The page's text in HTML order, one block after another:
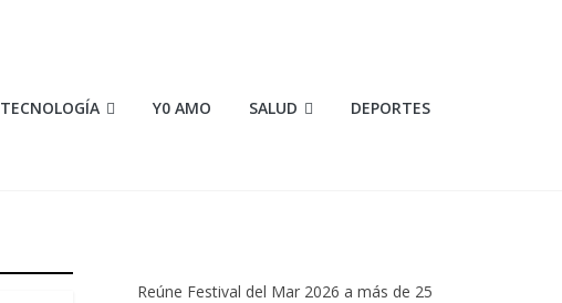
TECNOLOGÍA Y0 AMO SALUD DEPORTES
Reúne Festival del Mar 2026 a más de 25